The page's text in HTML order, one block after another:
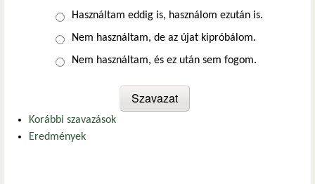
Választások
Használtam eddig is, használom ezután is.
Nem használtam, de az újat kipróbálom.
Nem használtam, és ez után sem fogom.
Korábbi szavazások
Eredmények